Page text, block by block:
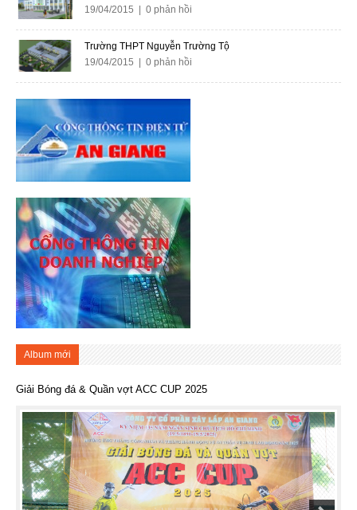
19/04/2015 | 0 phản hồi
Trường THPT Nguyễn Trường Tộ
19/04/2015 | 0 phản hồi
Album mới
Giải Bóng đá & Quần vợt ACC CUP 2025